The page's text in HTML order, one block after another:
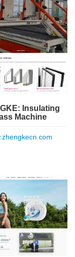
Insulating
Machine